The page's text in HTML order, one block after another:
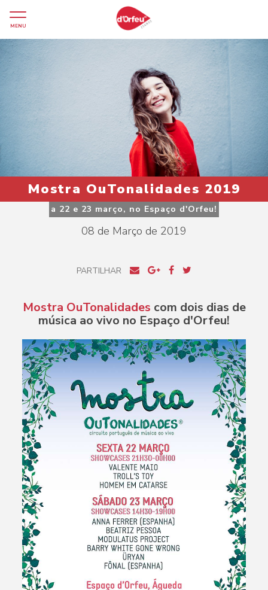
MENU
Mostra OuTonalidades 2019
a 22 e 23 março, no Espaço d'Orfeu!
08 de Março de 2019
PARTILHAR
Mostra OuTonalidades com dois dias de
música ao vivo no Espaço d'Orfeu!